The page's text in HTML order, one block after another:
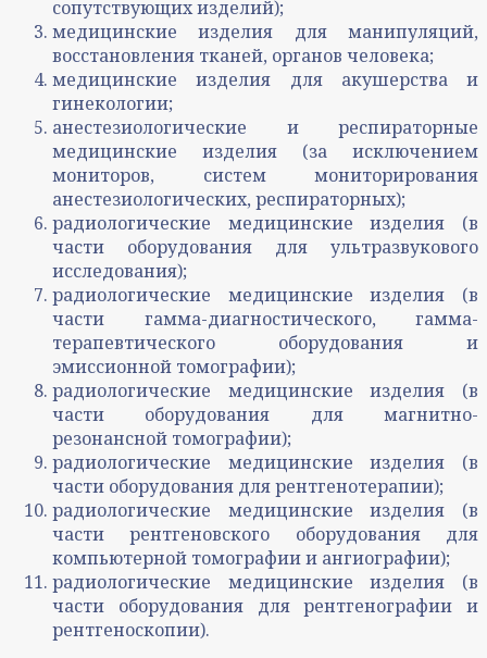
сопутствующих изделий);
медицинские изделия для манипуляций,
восстановления тканей, органов человека;
медицинские изделия для акушерства и
гинекологии;
анестезиологические и респираторные
медицинские изделия (за исключением
мониторов, систем мониторирования
анестезиологических, респираторных);
радиологические медицинские изделия (в
части оборудования для ультразвукового
исследования);
радиологические медицинские изделия (в
части гамма-диагностического, гамма-
терапевтического оборудования и
эмиссионной томографии);
радиологические медицинские изделия (в
части оборудования для магнитно-
резонансной томографии);
радиологические медицинские изделия (в
части оборудования для рентгенотерапии);
радиологические медицинские изделия (в
части рентгеновского оборудования для
компьютерной томографии и ангиографии);
радиологические медицинские изделия (в
части оборудования для рентгенографии и
рентгеноскопии).